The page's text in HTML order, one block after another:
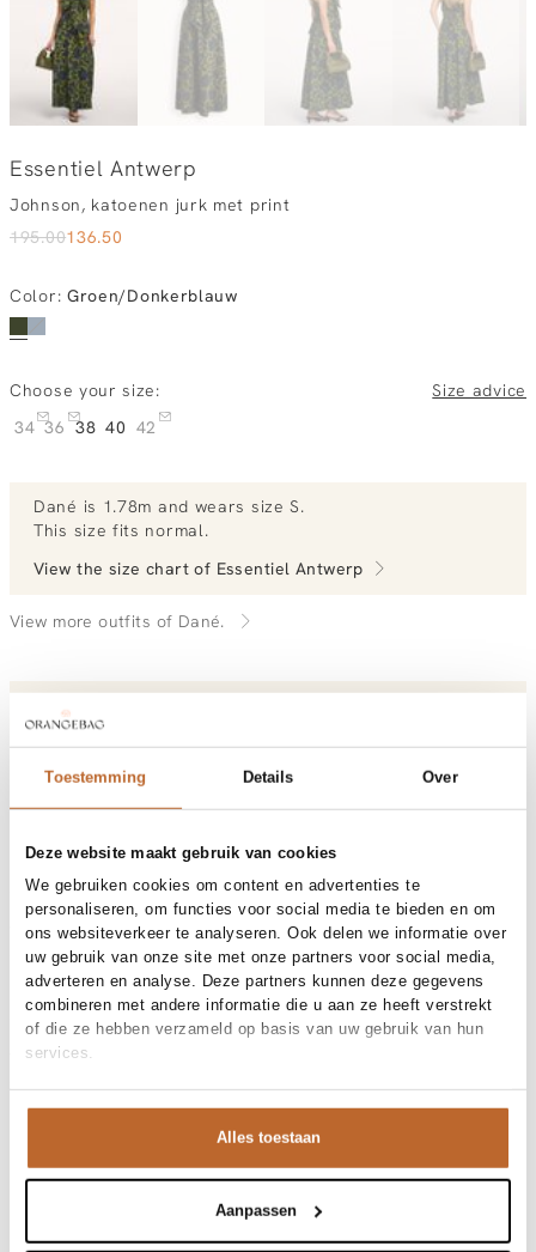
Toestemming Details Over
Deze website maakt gebruik van cookies
We gebruiken cookies om content en advertenties te
personaliseren, om functies voor social media te bieden en om
ons websiteverkeer te analyseren. Ook delen we informatie over
uw gebruik van onze site met onze partners voor social media,
adverteren en analyse. Deze partners kunnen deze gegevens
combineren met andere informatie die u aan ze heeft verstrekt
of die ze hebben verzameld op basis van uw gebruik van hun
services.
Alles toestaan
Aanpassen
Essentiel Antwerp
Johnson, katoenen jurk met print
195.00136.50
Color: Groen/Donkerblauw
Choose your size:
Size advice
34 36 38 40 42
Dané is 1.78m and wears size S.
This size fits normal .
View the size chart of Essentiel Antwerp
View more outfits of Dané.
Order by, tuesday gratis delivered tomorrow
Materials and care
Fabric
Fabric:
Material
Katoen
Cleaning
30°C machine wash
Size and fit
Size advice
This size fits normal
Fit
Losvallend
Size model
S
Product details
Brand
Essentiel Antwerp
Product number brand
Variantnummer
J2AV
Variant name
Combo2 Avocado
00033351
Pattern
Bloemen, Print
Ritsluiting, Strikceintuur
Shipping and Returns
At Orangebag, you get free delivery on orders over €99. All
track your parcel. If you place your order before 9.45 pm on
weekdays, your parcel will be dispatched today!
Questions or need help?
Shop the look
Deze jurk is een prachtig statement piece door de
waanzinnige strik aan de voorzijde. De combinatie van